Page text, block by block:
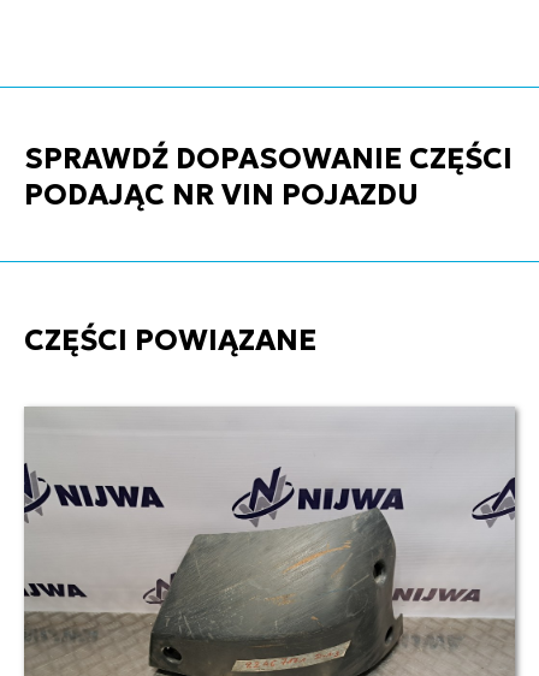
SPRAWDŹ DOPASOWANIE CZĘŚCI
PODAJĄC NR VIN POJAZDU
CZĘŚCI POWIĄZANE